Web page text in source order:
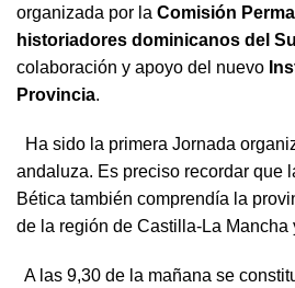
organizada por la Comisión
historiadores dominicanos del
colaboración y apoyo del nuevo
Provincia.
Ha sido la primera Jornada
andaluza. Es preciso recordar que
Bética también comprendía la
de la región de Castilla-La
A las 9,30 de la mañana se